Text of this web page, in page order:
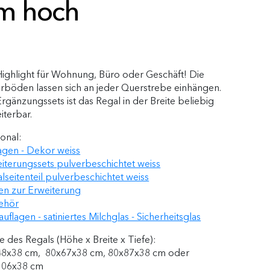
hoch
für Wohnung, Büro oder Geschäft! Die
lassen sich an jeder Querstrebe einhängen.
ist das Regal in der Breite beliebig
- Dekor weiss
pulverbeschichtet weiss
pulverbeschichtet weiss
zur Erweiterung
- satiniertes Milchglas - Sicherheitsglas
des Regals (Höhe x Breite x Tiefe):
cm, 80x67x38 cm, 80x87x38 cm oder
cm